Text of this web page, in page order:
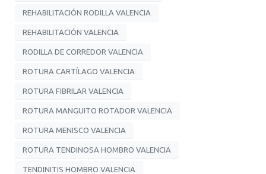
REHABILITACIÓN RODILLA VALENCIA
REHABILITACIÓN VALENCIA
RODILLA DE CORREDOR VALENCIA
ROTURA CARTÍLAGO VALENCIA
ROTURA FIBRILAR VALENCIA
ROTURA MANGUITO ROTADOR VALENCIA
ROTURA MENISCO VALENCIA
ROTURA TENDINOSA HOMBRO VALENCIA
TENDINITIS HOMBRO VALENCIA